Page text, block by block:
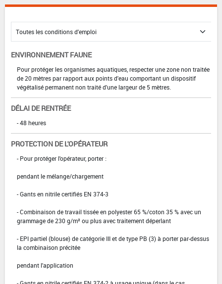
ENVIRONNEMENT FAUNE
Pour protéger les organismes aquatiques, respecter une zone non traitée
de 20 mètres par rapport aux points d'eau comportant un dispositif
végétalisé permanent non traité d'une largeur de 5 mètres.
DÉLAI DE RENTRÉE
- 48 heures
PROTECTION DE L'OPÉRATEUR
- Pour protéger l'opérateur, porter :
pendant le mélange/chargement
- Gants en nitrile certifiés EN 374-3
- Combinaison de travail tissée en polyester 65 %/coton 35 % avec un
grammage de 230 g/m² ou plus avec traitement déperlant
- EPI partiel (blouse) de catégorie III et de type PB (3) à porter par-dessus
la combinaison précitée
pendant l'application